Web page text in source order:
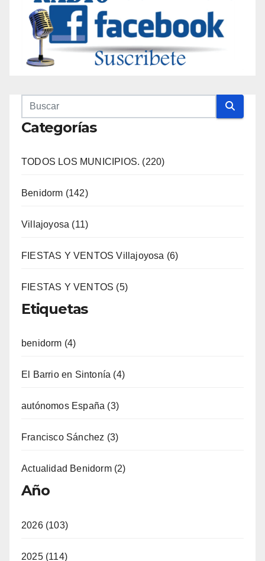
Categorías
TODOS LOS MUNICIPIOS. (220)
Benidorm (142)
Villajoyosa (11)
FIESTAS Y VENTOS Villajoyosa (6)
FIESTAS Y VENTOS (5)
Etiquetas
benidorm (4)
El Barrio en Sintonía (4)
autónomos España (3)
Francisco Sánchez (3)
Actualidad Benidorm (2)
Año
2026 (103)
2025 (114)